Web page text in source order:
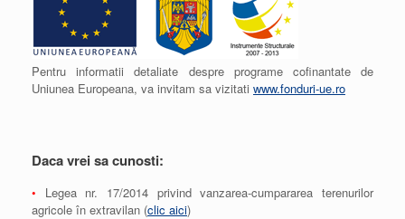
Pentru informatii detaliate despre programe cofinantate de
Uniunea Europeana, va invitam sa vizitati www.fonduri-ue.ro
Daca vrei sa cunosti:
• Legea nr. 17/2014 privind vanzarea-cumpararea terenurilor
agricole în extravilan (clic aici)